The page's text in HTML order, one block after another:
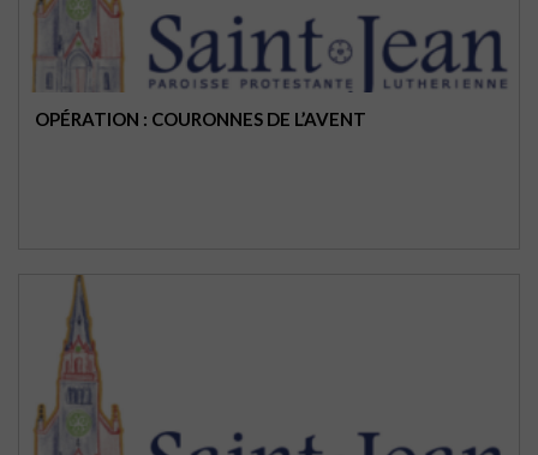
OPÉRATION : COURONNES DE L’AVENT